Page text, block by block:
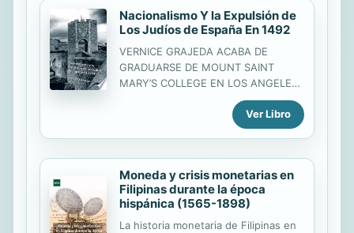
Nacionalismo Y la Expulsión de
Los Judíos de España En 1492
VERNICE GRAJEDA ACABA DE
GRADUARSE DE MOUNT SAINT
MARY’S COLLEGE EN LOS ANGELES
CON UN DOBLE B.A. EN ESTUDIOS
HISPÁNICOS Y CIENCIAS POLÍTICAS,
Y COMENZARA SUS ESTUDIOS
ESTE ES SU PRIMER LIBRO,
RESULTADO DE LA INVESTIGACIÓN
REALIZADA PARA SU TESIS EN
ESTUDIOS HISPÁNICOS. EN EL
EXPRESA SU INTERÉS POR EL TEMA
Ver Libro
Moneda y crisis monetarias en
Filipinas durante la época
hispánica (1565-1898)
La historia monetaria de Filipinas en